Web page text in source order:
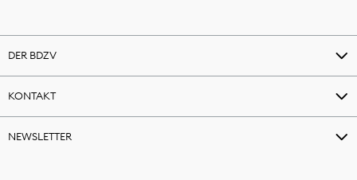
DER BDZV
KONTAKT
NEWSLETTER